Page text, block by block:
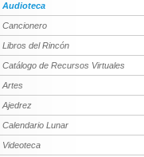
Audioteca
Cancionero
Libros del Rincón
Catálogo de Recursos Virtuales
Artes
Ajedrez
Calendario Lunar
Videoteca